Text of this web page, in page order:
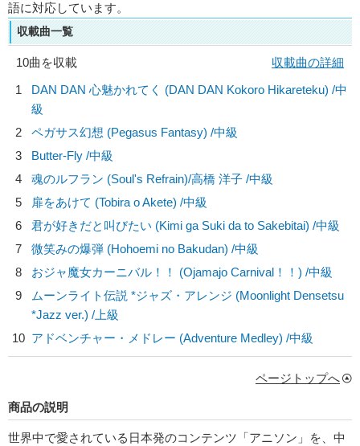
語に対応しています。
収載曲一覧
10曲を収載
収載曲の詳細
1
DAN DAN 心魅かれてく (DAN DAN Kokoro Hikareteku) /中
級
2
ペガサス幻想 (Pegasus Fantasy) /中級
3
Butter-Fly /中級
4
魂のルフラン (Soul's Refrain)/高橋 洋子 /中級
5
扉をあけて (Tobira o Akete) /中級
6
君が好きだと叫びたい (Kimi ga Suki da to Sakebitai) /中級
7
微笑みの爆弾 (Hohoemi no Bakudan) /中級
8
おジャ魔女カーニバル！！ (Ojamajo Carnival！！) /中級
9
ムーンライト伝説 *ジャズ・アレンジ (Moonlight Densetsu
*Jazz ver.) /上級
10 アドベンチャー・メドレー (Adventure Medley) /中級
ページトップへ
商品の説明
世界中で愛されている日本発のコンテンツ「アニソン」を、中